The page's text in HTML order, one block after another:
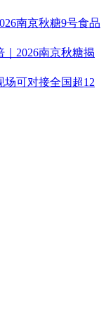
南京秋糖9号食品
2026南京秋糖揭
场可对接全国超12